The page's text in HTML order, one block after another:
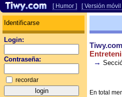
[ Humor ] [ Versión móvil
Identificarse
Login:
Contraseña:
recordar
→
En total